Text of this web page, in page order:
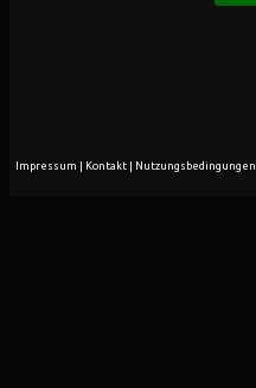
Impressum Kontakt Nutzungsbedingungen